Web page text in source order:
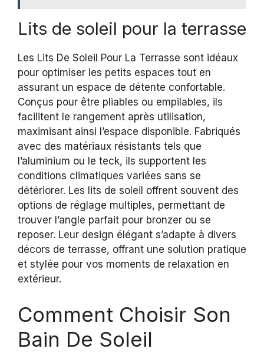
Lits de soleil pour la terrasse
Les Lits De Soleil Pour La Terrasse sont idéaux
pour optimiser les petits espaces tout en
assurant un espace de détente confortable.
Conçus pour être pliables ou empilables, ils
facilitent le rangement après utilisation,
maximisant ainsi l’espace disponible. Fabriqués
avec des matériaux résistants tels que
l’aluminium ou le teck, ils supportent les
conditions climatiques variées sans se
détériorer. Les lits de soleil offrent souvent des
options de réglage multiples, permettant de
trouver l’angle parfait pour bronzer ou se
reposer. Leur design élégant s’adapte à divers
décors de terrasse, offrant une solution pratique
et stylée pour vos moments de relaxation en
extérieur.
Comment Choisir Son
Bain De Soleil